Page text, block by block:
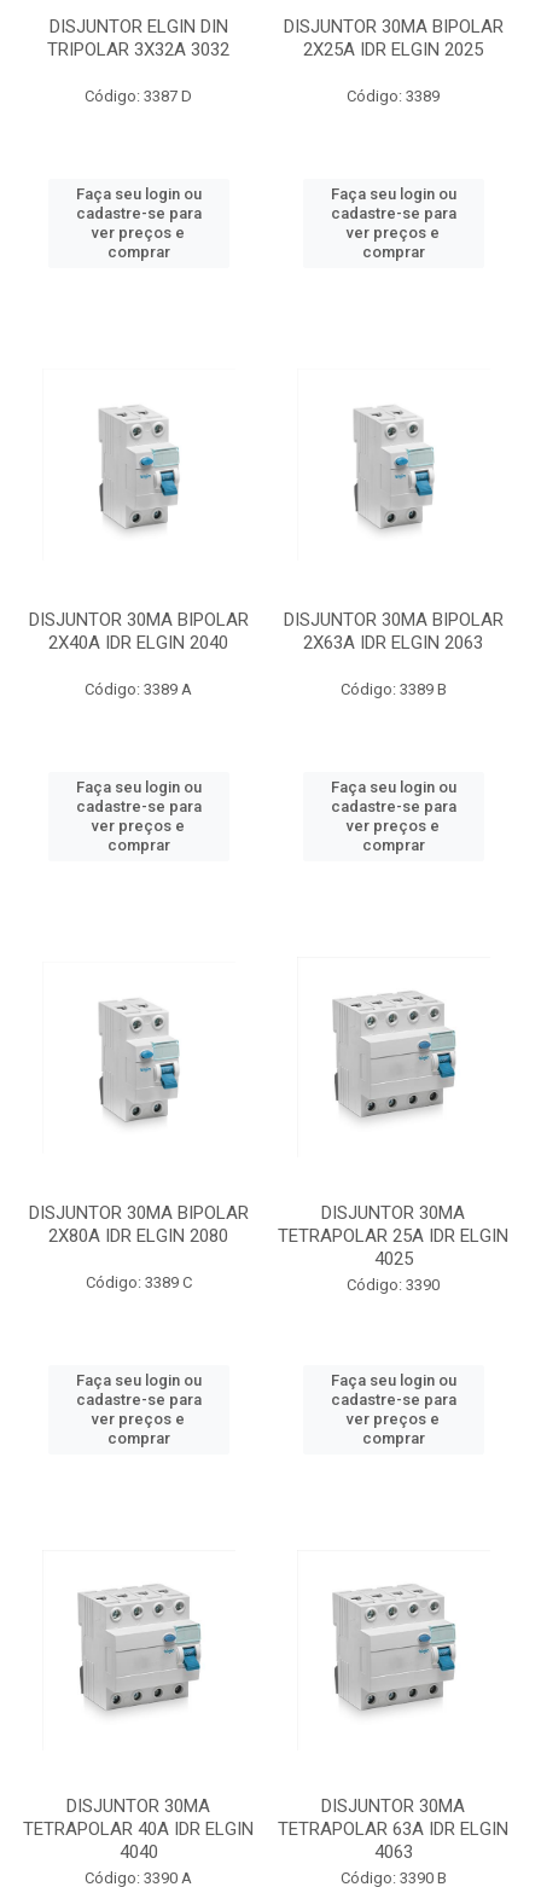
DISJUNTOR ELGIN DIN
TRIPOLAR 3X32A 3032
Código: 3387 D
Faça seu login ou
cadastre-se para
ver preços e
comprar
DISJUNTOR 30MA BIPOLAR
2X25A IDR ELGIN 2025
Código: 3389
Faça seu login ou
cadastre-se para
ver preços e
comprar
DISJUNTOR 30MA BIPOLAR
2X40A IDR ELGIN 2040
Código: 3389 A
Faça seu login ou
cadastre-se para
ver preços e
comprar
DISJUNTOR 30MA BIPOLAR
2X63A IDR ELGIN 2063
Código: 3389 B
Faça seu login ou
cadastre-se para
ver preços e
comprar
DISJUNTOR 30MA BIPOLAR
2X80A IDR ELGIN 2080
Código: 3389 C
Faça seu login ou
cadastre-se para
ver preços e
comprar
DISJUNTOR 30MA
TETRAPOLAR 25A IDR ELGIN
4025
Código: 3390
Faça seu login ou
cadastre-se para
ver preços e
comprar
DISJUNTOR 30MA
TETRAPOLAR 40A IDR ELGIN
4040
Código: 3390 A
DISJUNTOR 30MA
TETRAPOLAR 63A IDR ELGIN
4063
Código: 3390 B